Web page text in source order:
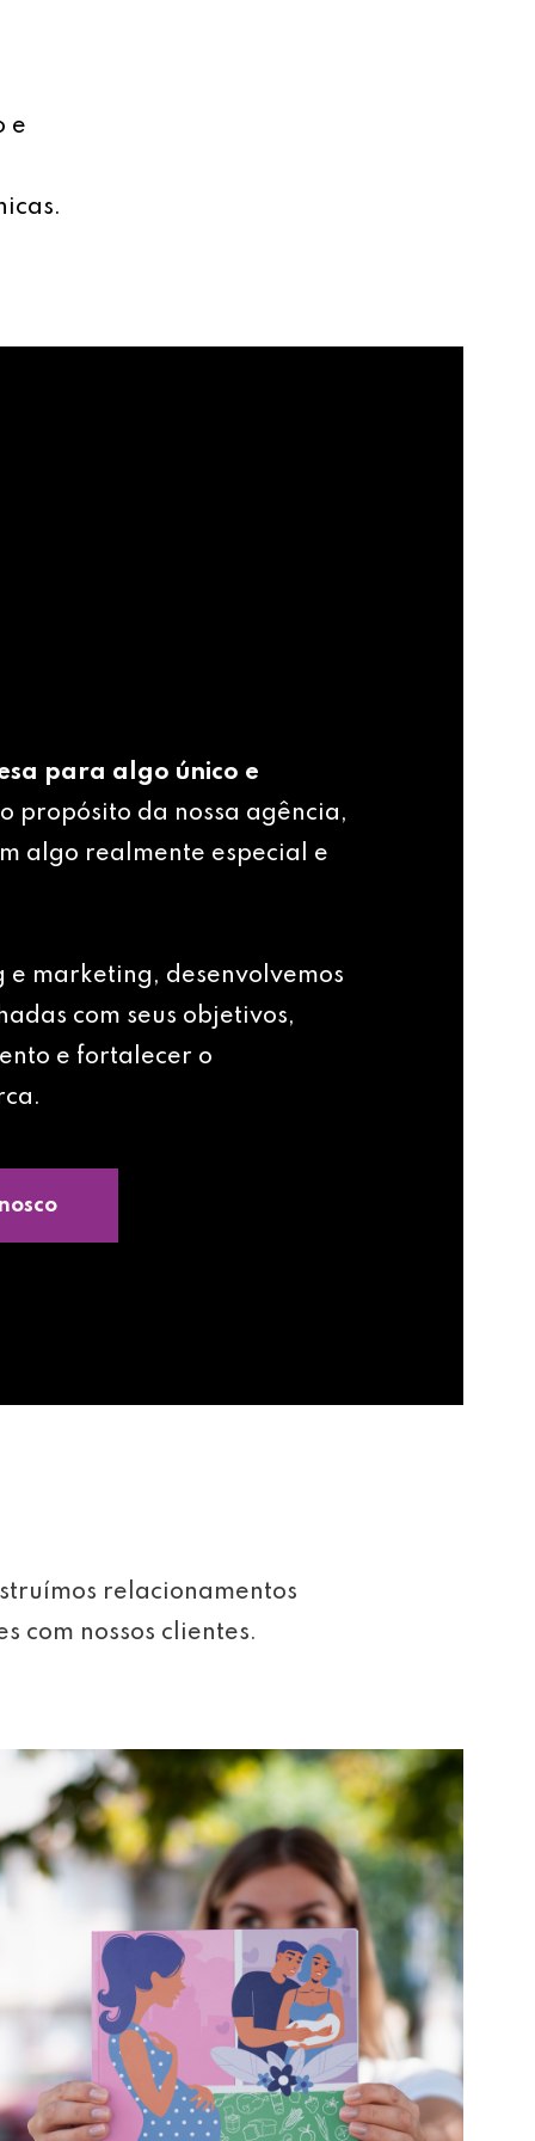
e
para algo único e
o propósito da nossa agência,
algo realmente especial e
marketing, desenvolvemos
com seus objetivos,
e fortalecer o
relacionamentos
com nossos clientes.